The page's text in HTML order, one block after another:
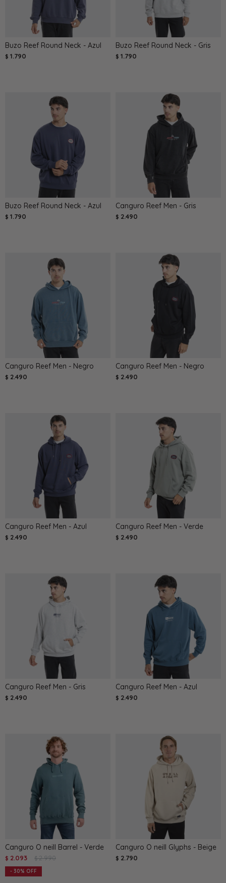
Buzo Reef Round Neck - Azul
$ 1.790
Buzo Reef Round Neck - Gris
$ 1.790
Buzo Reef Round Neck - Azul
$ 1.790
Canguro Reef Men - Gris
$ 2.490
Canguro Reef Men - Negro
$ 2.490
Canguro Reef Men - Negro
$ 2.490
Canguro Reef Men - Azul
$ 2.490
Canguro Reef Men - Verde
$ 2.490
Canguro Reef Men - Gris
$ 2.490
Canguro Reef Men - Azul
$ 2.490
Canguro O neill Barrel - Verde
$ 2.093 $ 2.990
30
Canguro O neill Glyphs - Beige
$ 2.790